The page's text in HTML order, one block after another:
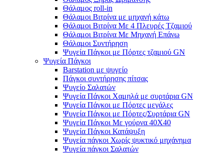
Θάλαμος roll-in
Θάλαμοι Βιτρίνα με μηχανή κάτω
Θάλαμοι Βιτρίνα Με 4 Πλευρές Τζαμιού
Θάλαμοι Βιτρίνα Με Μηχανή Επάνω
Θάλαμοι Συντήρηση
Ψυγεία Πάγκοι με Πόρτες τζαμιού GN
Ψυγεία Πάγκοι
Barstation με ψυγείο
Πάγκοι συντήρησης πίτσας
Ψυγείο Σαλατών
Ψυγεία Πάγκοι Χαμηλά με συρτάρια GN
Ψυγεία Πάγκοι με Πόρτες μεγάλες
Ψυγεία Πάγκοι με Πόρτες/Συρτάρια GN
Ψυγεία Πάγκοι Με γούρνα 40Χ40
Ψυγεία Πάγκοι Κατάψυξη
Ψυγεία πάγκοι Χωρίς ψυκτικό μηχάνημα
Ψυγεία πάγκοι Σαλατών